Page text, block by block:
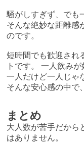
騒がしすぎず、でも
そんな絶妙な距離感
のです。
短時間でも歓迎され
トです。 一人飲み
一人だけど一人じゃ
そんな安心感の中で
まとめ
大人数が苦手だから
はありません。